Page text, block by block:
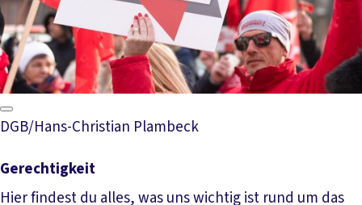
DGB/Hans-Christian Plambeck
Gerechtigkeit
Hier findest du alles, was uns wichtig ist rund um das